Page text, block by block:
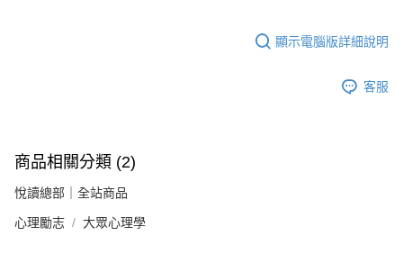
顯示電腦版詳細說明
客服
商品相關分類 (2)
悅讀總部｜全站商品
心理勵志 大眾心理學